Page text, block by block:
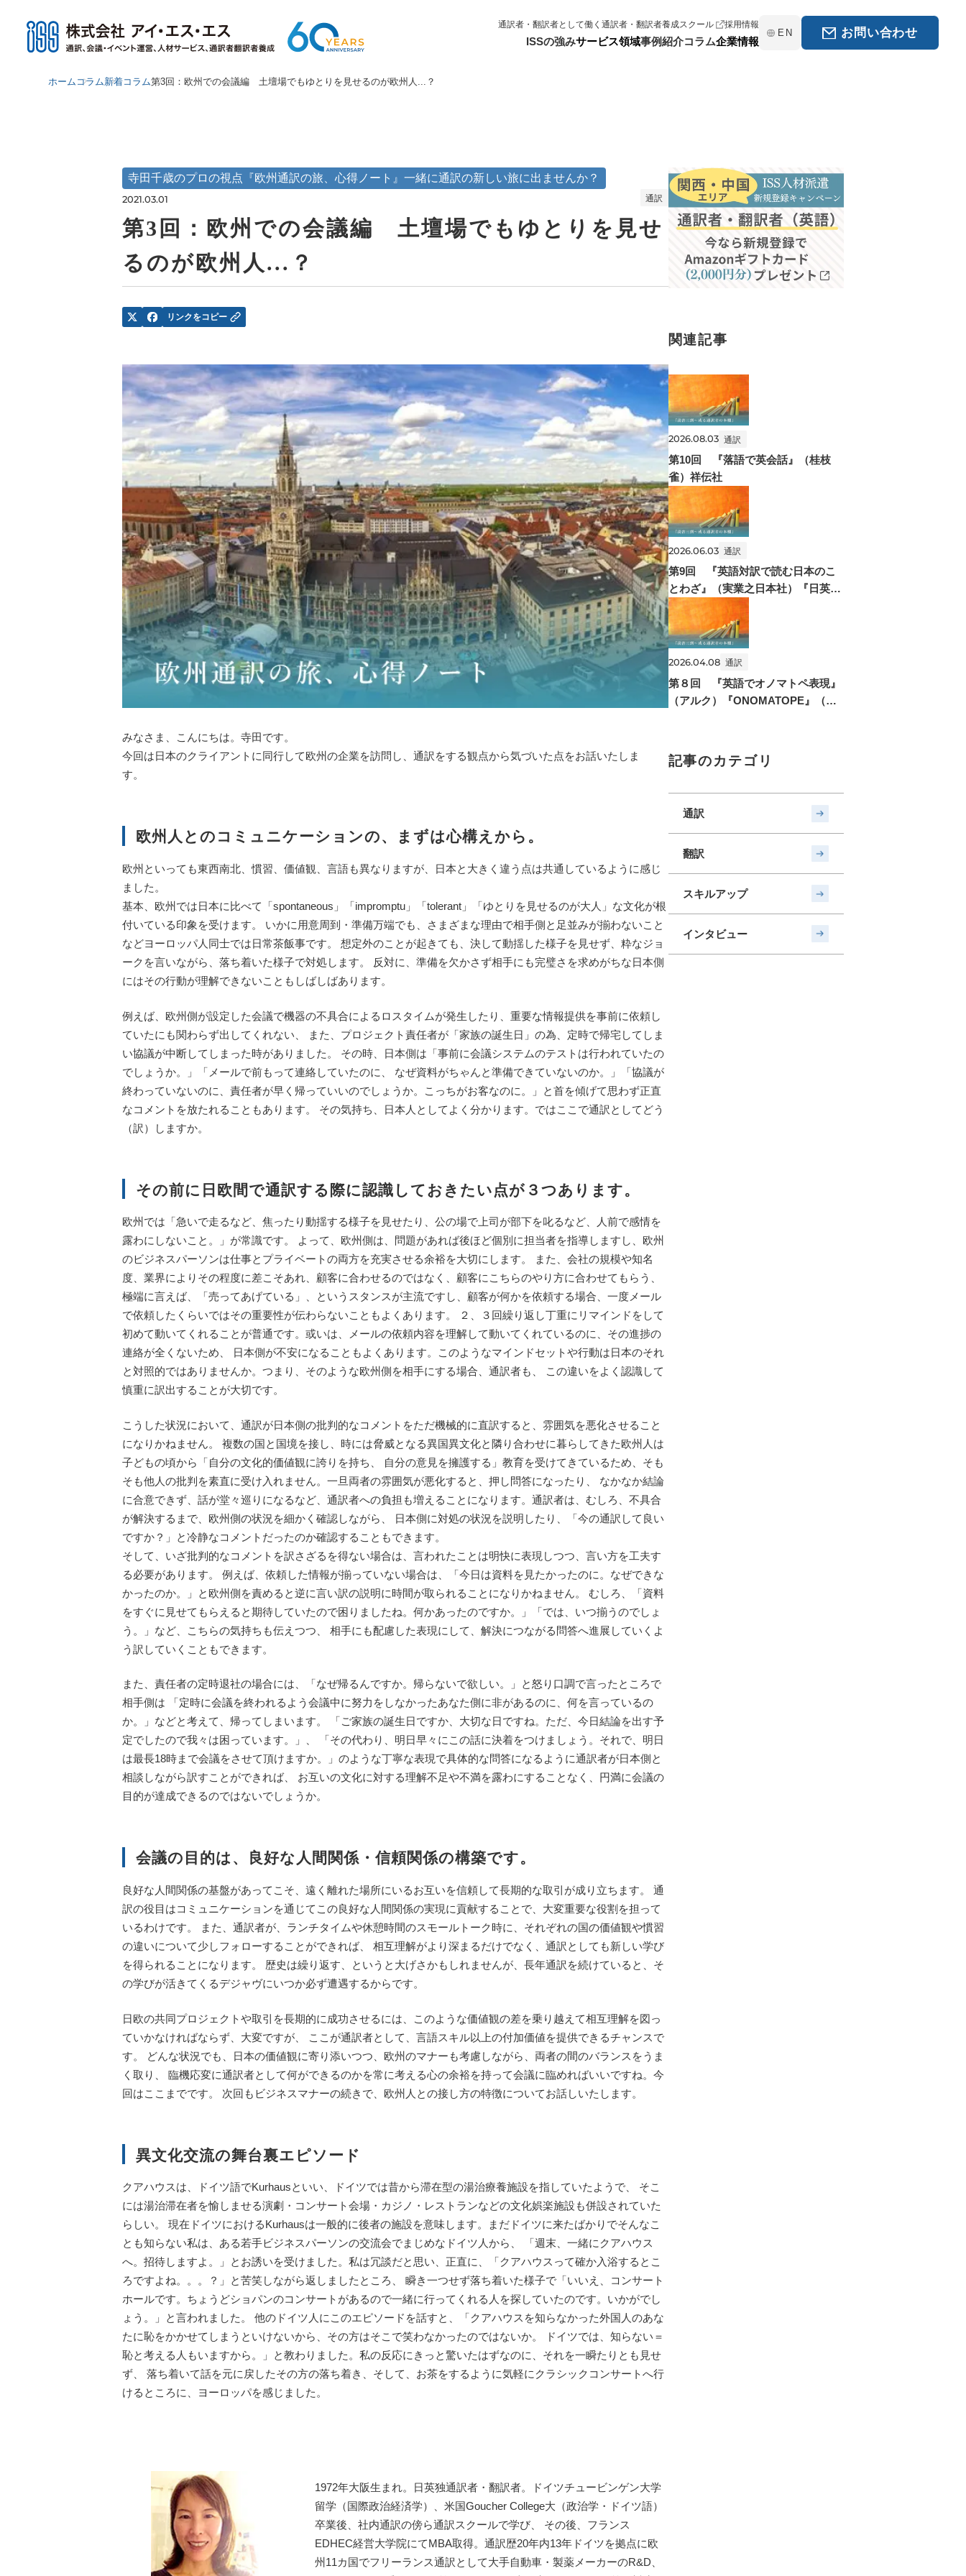
通訳者・翻訳者として働く通訳者・翻訳者養成スクール 採用情報
ISSの強みサービス領域事例紹介コラム企業情報
EN お問い合わせ
ホーム コラム新着コラム第3回：欧州での会議編 土壇場でもゆとりを見せるのが欧州人...？
寺田千歳のプロの視点『欧州通訳の旅、心得ノート』一緒に通訳の新しい旅に出ませんか？
2021.03.01 通訳
第3回：欧州での会議編 土壇場でもゆとりを見せ
るのが欧州人...？
リンクをコピー
みなさま、こんにちは。寺田です。
今回は日本のクライアントに同行して欧州の企業を訪問し、通訳をする観点から気づいた点をお話いたしま
す。
欧州人とのコミュニケーションの、まずは心構えから。
欧州といっても東西南北、慣習、価値観、言語も異なりますが、日本と大きく違う点は共通しているように感じ
ました。
基本、欧州では日本に比べて「spontaneous」「impromptu」「tolerant」「ゆとりを見せるのが大人」な文化が根
付いている印象を受けます。 いかに用意周到・準備万端でも、さまざまな理由で相手側と足並みが揃わないこと
などヨーロッパ人同士では日常茶飯事です。 想定外のことが起きても、決して動揺した様子を見せず、粋なジョ
ークを言いながら、落ち着いた様子で対処します。 反対に、準備を欠かさず相手にも完璧さを求めがちな日本側
にはその行動が理解できないこともしばしばあります。
例えば、欧州側が設定した会議で機器の不具合によるロスタイムが発生したり、重要な情報提供を事前に依頼し
ていたにも関わらず出してくれない、 また、プロジェクト責任者が「家族の誕生日」の為、定時で帰宅してしま
い協議が中断してしまった時がありました。 その時、日本側は「事前に会議システムのテストは行われていたの
でしょうか。」「メールで前もって連絡していたのに、 なぜ資料がちゃんと準備できていないのか。」「協議が
終わっていないのに、責任者が早く帰っていいのでしょうか。こっちがお客なのに。」と首を傾げて思わず正直
なコメントを放たれることもあります。 その気持ち、日本人としてよく分かります。ではここで通訳としてどう
（訳）しますか。
その前に日欧間で通訳する際に認識しておきたい点が３つあります。
欧州では「急いで走るなど、焦ったり動揺する様子を見せたり、公の場で上司が部下を叱るなど、人前で感情を
露わにしないこと。」が常識です。 よって、欧州側は、問題があれば後ほど個別に担当者を指導しますし、欧州
のビジネスパーソンは仕事とプライベートの両方を充実させる余裕を大切にします。 また、会社の規模や知名
度、業界によりその程度に差こそあれ、顧客に合わせるのではなく、顧客にこちらのやり方に合わせてもらう、
極端に言えば、「売ってあげている」、というスタンスが主流ですし、顧客が何かを依頼する場合、一度メール
で依頼したくらいではその重要性が伝わらないこともよくあります。 ２、３回繰り返し丁重にリマインドをして
初めて動いてくれることが普通です。或いは、メールの依頼内容を理解して動いてくれているのに、その進捗の
連絡が全くないため、 日本側が不安になることもよくあります。このようなマインドセットや行動は日本のそれ
と対照的ではありませんか。つまり、そのような欧州側を相手にする場合、通訳者も、 この違いをよく認識して
慎重に訳出することが大切です。
こうした状況において、通訳が日本側の批判的なコメントをただ機械的に直訳すると、雰囲気を悪化させること
になりかねません。 複数の国と国境を接し、時には脅威となる異国異文化と隣り合わせに暮らしてきた欧州人は
子どもの頃から「自分の文化的価値観に誇りを持ち、 自分の意見を擁護する」教育を受けてきているため、そも
そも他人の批判を素直に受け入れません。一旦両者の雰囲気が悪化すると、押し問答になったり、 なかなか結論
に合意できず、話が堂々巡りになるなど、通訳者への負担も増えることになります。通訳者は、むしろ、不具合
が解決するまで、欧州側の状況を細かく確認しながら、 日本側に対処の状況を説明したり、「今の通訳して良い
ですか？」と冷静なコメントだったのか確認することもできます。
そして、いざ批判的なコメントを訳さざるを得ない場合は、言われたことは明快に表現しつつ、言い方を工夫す
る必要があります。 例えば、依頼した情報が揃っていない場合は、「今日は資料を見たかったのに。なぜできな
かったのか。」と欧州側を責めると逆に言い訳の説明に時間が取られることになりかねません。 むしろ、「資料
をすぐに見せてもらえると期待していたので困りましたね。何かあったのですか。」「では、いつ揃うのでしょ
う。」など、こちらの気持ちも伝えつつ、 相手にも配慮した表現にして、解決につながる問答へ進展していくよ
う訳していくこともできます。
また、責任者の定時退社の場合には、「なぜ帰るんですか。帰らないで欲しい。」と怒り口調で言ったところで
相手側は 「定時に会議を終われるよう会議中に努力をしなかったあなた側に非があるのに、何を言っているの
か。」などと考えて、帰ってしまいます。 「ご家族の誕生日ですか、大切な日ですね。ただ、今日結論を出す予
定でしたので我々は困っています。」、 「その代わり、明日早々にこの話に決着をつけましょう。それで、明日
は最長18時まで会議をさせて頂けますか。」のような丁寧な表現で具体的な問答になるように通訳者が日本側と
相談しながら訳すことができれば、 お互いの文化に対する理解不足や不満を露わにすることなく、円満に会議の
目的が達成できるのではないでしょうか。
会議の目的は、良好な人間関係・信頼関係の構築です。
良好な人間関係の基盤があってこそ、遠く離れた場所にいるお互いを信頼して長期的な取引が成り立ちます。 通
訳の役目はコミュニケーションを通じてこの良好な人間関係の実現に貢献することで、大変重要な役割を担って
いるわけです。 また、通訳者が、ランチタイムや休憩時間のスモールトーク時に、それぞれの国の価値観や慣習
の違いについて少しフォローすることができれば、 相互理解がより深まるだけでなく、通訳としても新しい学び
を得られることになります。 歴史は繰り返す、というと大げさかもしれませんが、長年通訳を続けていると、そ
の学びが活きてくるデジャヴにいつか必ず遭遇するからです。
日欧の共同プロジェクトや取引を長期的に成功させるには、このような価値観の差を乗り越えて相互理解を図っ
ていかなければならず、大変ですが、 ここが通訳者として、言語スキル以上の付加価値を提供できるチャンスで
す。 どんな状況でも、日本の価値観に寄り添いつつ、欧州のマナーも考慮しながら、両者の間のバランスをうま
く取り、 臨機応変に通訳者として何ができるのかを常に考える心の余裕を持って会議に臨めればいいですね。今
回はここまでです。 次回もビジネスマナーの続きで、欧州人との接し方の特徴についてお話しいたします。
異文化交流の舞台裏エピソード
クアハウスは、ドイツ語でKurhausといい、ドイツでは昔から滞在型の湯治療養施設を指していたようで、 そこ
には湯治滞在者を愉しませる演劇・コンサート会場・カジノ・レストランなどの文化娯楽施設も併設されていた
らしい。 現在ドイツにおけるKurhausは一般的に後者の施設を意味します。まだドイツに来たばかりでそんなこ
とも知らない私は、ある若手ビジネスパーソンの交流会でまじめなドイツ人から、 「週末、一緒にクアハウス
へ。招待しますよ。」とお誘いを受けました。私は冗談だと思い、正直に、「クアハウスって確か入浴するとこ
ろですよね。。。？」と苦笑しながら返しましたところ、 瞬き一つせず落ち着いた様子で「いいえ、コンサート
ホールです。ちょうどショパンのコンサートがあるので一緒に行ってくれる人を探していたのです。いかがでし
ょう。」と言われました。 他のドイツ人にこのエピソードを話すと、「クアハウスを知らなかった外国人のあな
たに恥をかかせてしまうといけないから、その方はそこで笑わなかったのではないか。 ドイツでは、知らない＝
恥と考える人もいますから。」と教わりました。私の反応にきっと驚いたはずなのに、それを一瞬たりとも見せ
ず、 落ち着いて話を元に戻したその方の落ち着き、そして、お茶をするように気軽にクラシックコンサートへ行
けるところに、ヨーロッパを感じました。
1972年大阪生まれ。日英独通訳者・翻訳者。ドイツチュービンゲン大学
留学（国際政治経済学）、米国Goucher College大（政治学・ドイツ語）
卒業後、社内通訳の傍ら通訳スクールで学び、 その後、フランス
EDHEC経営大学院にてMBA取得。通訳歴20年内13年ドイツを拠点に欧
州11カ国でフリーランス通訳として大手自動車・製薬メーカーのR&D、
関連記事
2026.08.03 通訳
第10回 『落語で英会話』（桂枝
雀）祥伝社
2026.06.03 通訳
第9回 『英語対訳で読む日本のこ
とわざ』（実業之日本社）『日英比
較ことわざ事典』（創元社）
2026.04.08 通訳
第８回 『英語でオノマトペ表現』
（アルク）『ONOMATOPE』（ナ
記事のカテゴリ
通訳
翻訳
スキルアップ
インタビュー